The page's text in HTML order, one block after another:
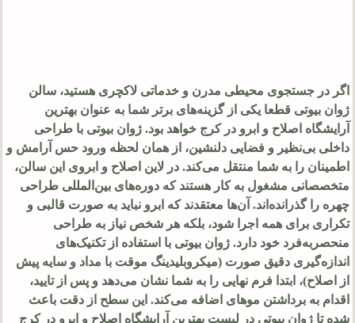
اگر در جستجوی محیطی مدرن و خدماتی لاکچری هستید، سالن
ژوان بیوتی قطعا یکی از گزینه‌های برتر شما به عنوان بهترین
آرایشگاه اصلاح و ابرو در کرج خواهد بود. ژوان بیوتی با طراحی
داخلی بی‌نظیر و فضایی دلنشین، از همان لحظه ورود حس آرامش و
اطمینان را به شما منتقل می‌کند. در لاین اصلاح و ابروی این سالن،
متخصصانی مشغول به کار هستند که دوره‌های بین‌المللی طراحی
چهره را گذرانده‌اند. آن‌ها معتقدند که ابرو نباید به صورت قالبی و
تکراری برای همه اجرا شود، بلکه هر شخص نیاز به طراحی
منحصر‌به‌فرد خود دارد. ژوان بیوتی با استفاده از تکنیک‌های
اندازه‌گیری دقیق صورت (میکروبلیدینگ موقت با مداد و سایه پیش
از اصلاح)، ابتدا فرم نهایی را به شما نشان می‌دهد و پس از تایید،
اقدام به برداشتن موهای اضافه می‌کند. این سطح از دقت باعث
شده تا ژوان بیوتی در لیست بهترین آرایشگاه اصلاح و ابرو در کرج